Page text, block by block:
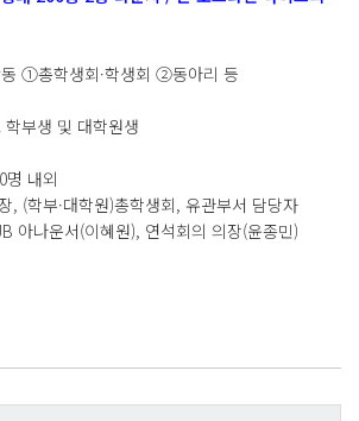
①총학생회·학생회 ②동아리 등
부생 및 대학원생
명 내외
(학부·대학원)총학생회, 유관부서 담당자
아나운서(이혜원), 연석회의 의장(윤종민)